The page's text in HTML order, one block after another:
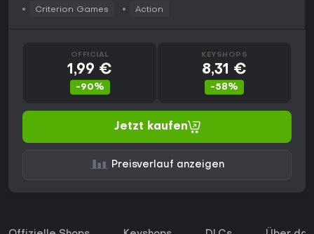
Criterion Games Action
OFFICIAL
1,99 €
-90%
KEYSHOPS
8,31 €
-58%
Jetzt kaufen
Preisverlauf anzeigen